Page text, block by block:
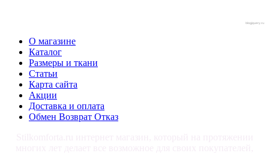
blogjquery.ru
О магазине
Каталог
Размеры и ткани
Статьи
Карта сайта
Акции
Доставка и оплата
Обмен Возврат Отказ